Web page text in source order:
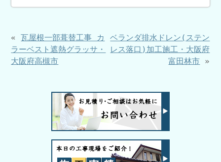
«瓦屋根一部葺替工事 カ
ラーベスト遮熱グラッサ・
大阪府高槻市
ベランダ排水ドレン(ステン
レス落口)加工施工・大阪府
富田林市 »